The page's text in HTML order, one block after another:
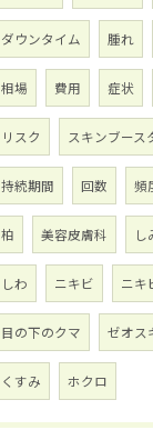
ダウンタイム 腫れ
相場 費用 症状
リスク スキンブース
持続期間 回数 頻
柏 美容皮膚科 し
しわ ニキビ ニキ
目の下のクマ ゼオス
くすみ ホクロ